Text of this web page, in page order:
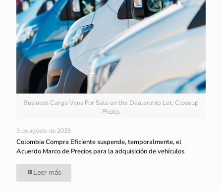
Business Cargo Vans For Sale on the Dealership Lot. Closeup
Photo.
3 de agosto de 2026
Colombia Compra Eficiente suspende, temporalmente, el
Acuerdo Marco de Precios para la adquisición de vehículos
Leer más